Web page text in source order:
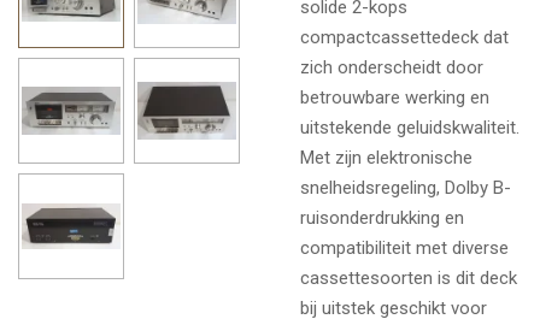
solide 2-kops
compactcassettedeck dat
zich onderscheidt door
betrouwbare werking en
uitstekende geluidskwaliteit.
Met zijn elektronische
snelheidsregeling, Dolby B-
ruisonderdrukking en
compatibiliteit met diverse
cassettesoorten is dit deck
bij uitstek geschikt voor